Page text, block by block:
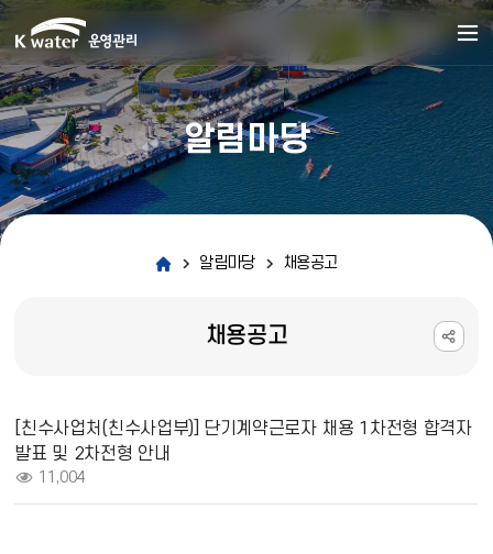
알림마당
알림마당 채용공고
채용공고
[친수사업처(친수사업부)] 단기계약근로자 채용 1차전형 합격자
발표 및 2차전형 안내
11,004